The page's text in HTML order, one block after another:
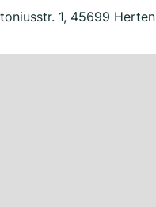
1, 45699 Herten